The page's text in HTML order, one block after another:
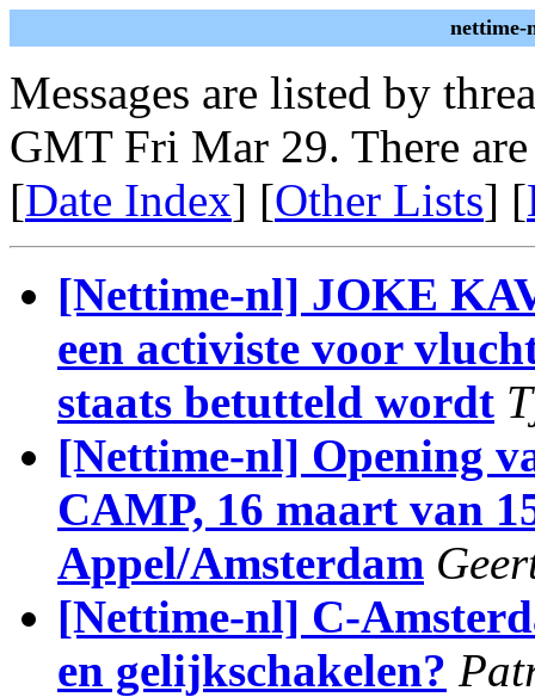
nettime-
Messages are listed by
GMT Fri Mar 29. There are
[Date Index] [Other Lists] [
[Nettime-nl] JOKE
een activiste voor
staats betutteld wordt
[Nettime-nl] Opening
CAMP, 16 maart van
Appel/Amsterdam
[Nettime-nl] C-
en gelijkschakelen?